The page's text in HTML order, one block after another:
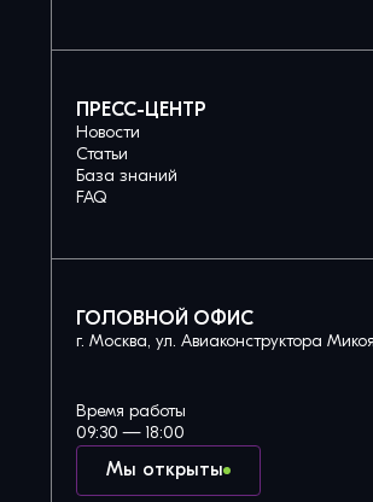
ПРЕСС-ЦЕНТР
Новости
Статьи
База знаний
FAQ
ГОЛОВНОЙ ОФИС
г. Москва, ул. Авиаконструктора
Мы открыты
Время работы
09:30 — 18:00